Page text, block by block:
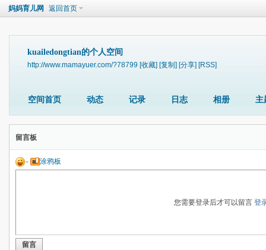
妈妈育儿网 返回首页
kuailedongtian的个人空间
http://www.mamayuer.com/?78799 [收藏] [复制] [分享] [RSS]
空间首页 动态 记录 日志 相册 主
留言板
涂鸦板
您需要登录后才可以留言登
留言